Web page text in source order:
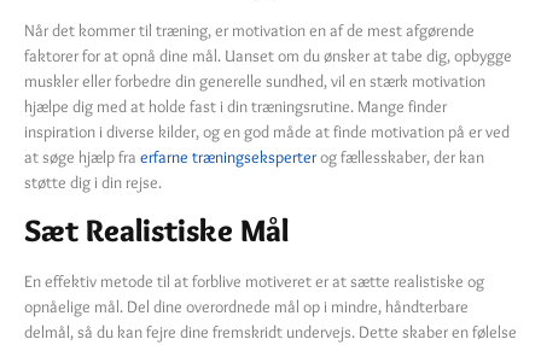
Når det kommer til træning, er motivation en af de mest afgørende
faktorer for at opnå dine mål. Uanset om du ønsker at tabe dig, opbygge
muskler eller forbedre din generelle sundhed, vil en stærk motivation
hjælpe dig med at holde fast i din træningsrutine. Mange finder
inspiration i diverse kilder, og en god måde at finde motivation på er ved
at søge hjælp fra erfarne træningseksperterog fællesskaber, der kan
støtte dig i din rejse.
Sæt Realistiske Mål
En effektiv metode til at forblive motiveret er at sætte realistiske og
opnåelige mål. Del dine overordnede mål op i mindre, håndterbare
delmål, så du kan fejre dine fremskridt undervejs. Dette skaber en følelse